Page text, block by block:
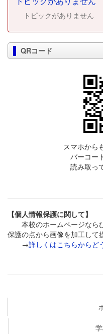
トピックがありません
QRコード
スマホから
バーコー
読み取っ
【個人情報保護に関して】
本校のホームページなら
保護の点から画像を加工して
→詳しくはこちらからど